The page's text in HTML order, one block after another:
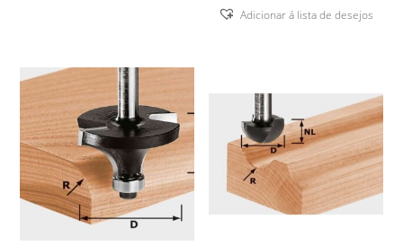
Adicionar á lista de desejos